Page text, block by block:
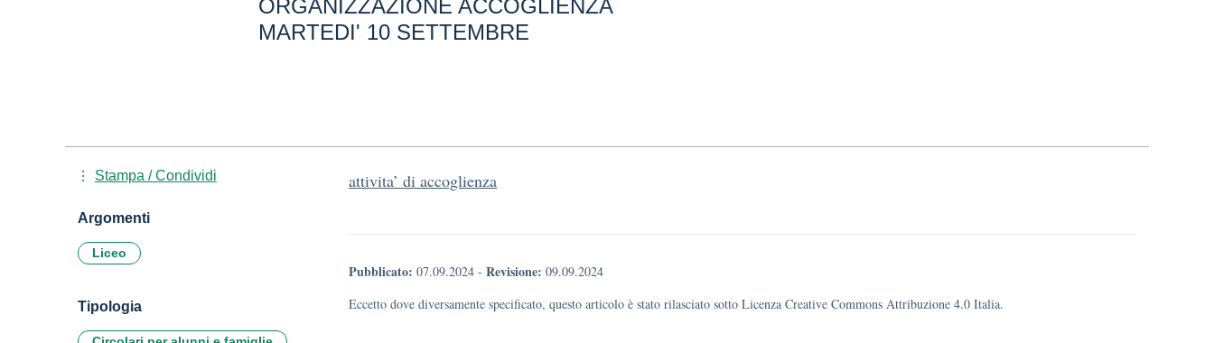
ORGANIZZAZIONE ACCOGLIENZA
MARTEDI' 10 SETTEMBRE
attivita’ di accoglienza
Pubblicato: 07.09.2024 - Revisione: 09.09.2024
Eccetto dove diversamente specificato, questo articolo è stato rilasciato sotto Licenza Creative Commons Attribuzione 4.0 Italia.
Stampa / Condividi
Argomenti
Liceo
Tipologia